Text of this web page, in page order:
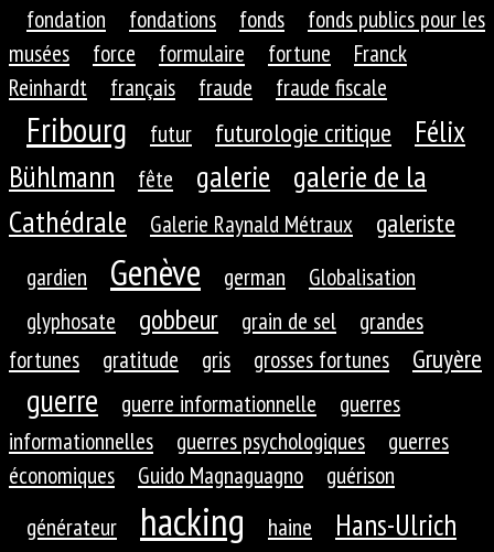
fondation fondations fonds
fonds publics pour les
musées
force formulaire fortune
Franck
Reinhardt
français fraude fraude fiscale
Fribourg futur futurologie critique
Félix
Bühlmann
fête galerie
galerie de la
Cathédrale
Galerie Raynald Métraux galeriste
gardien Genève german
Globalisation
glyphosate
gobbeur grain de sel
grandes
fortunes
gratitude gris grosses fortunes Gruyère
guerre guerre informationnelle
guerres
informationnelles
guerres psychologiques
guerres
économiques
Guido Magnaguagno
guérison
générateur
hacking haine
Hans-Ulrich